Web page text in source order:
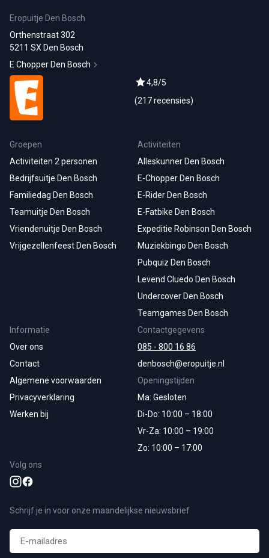
Eropuitje Den Bosch
Orthenstraat 302
5211 SX Den Bosch
E Chopper Den Bosch
4,8/5
(217 recensies)
Groepen
Activiteiten 2 personen
Bedrijfsuitje Den Bosch
Familiedag Den Bosch
Teamuitje Den Bosch
Vriendenuitje Den Bosch
Vrijgezellenfeest Den Bosch
Activiteiten
Alleskunner Den Bosch
E-Chopper Den Bosch
E-Rider Den Bosch
E-Fatbike Den Bosch
Expeditie Robinson Den Bosch
Muziekbingo Den Bosch
Pubquiz Den Bosch
Levend Cluedo Den Bosch
Undercover Den Bosch
Teamgames Den Bosch
Informatie
Over ons
Contact
Algemene voorwaarden
Privacyverklaring
Werken bij
Contactgegevens
085 - 800 16 86
denbosch@eropuitje.nl
Openingstijden
Ma: Gesloten
Di-Do: 10:00 – 18:00
Vr-Za: 10:00 – 19:00
Zo: 10:00 – 17:00
Volg ons
Schrijf je in voor onze maandelijkse nieuwsbrief
E-
mailadres